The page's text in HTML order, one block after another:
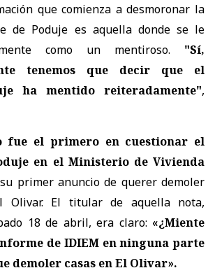
que comienza a desmoronar la
de Poduje es aquella donde se le
como un mentiroso. "Sí,
tenemos que decir que el
ha mentido reiteradamente",
fue el primero en cuestionar el
en el Ministerio de Vivienda
primer anuncio de querer demoler
Olivar. El titular de aquella nota,
18 de abril, era claro: «¿Miente
de IDIEM en ninguna parte
demoler casas en El Olivar».